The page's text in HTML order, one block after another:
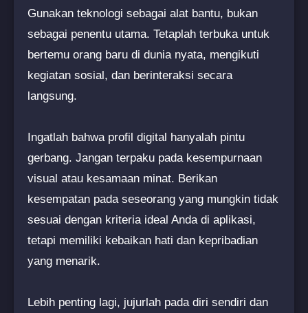
Gunakan teknologi sebagai alat bantu, bukan
sebagai penentu utama. Tetaplah terbuka untuk
bertemu orang baru di dunia nyata, mengikuti
kegiatan sosial, dan berinteraksi secara
langsung.
Ingatlah bahwa profil digital hanyalah pintu
gerbang. Jangan terpaku pada kesempurnaan
visual atau kesamaan minat. Berikan
kesempatan pada seseorang yang mungkin tidak
sesuai dengan kriteria ideal Anda di aplikasi,
tetapi memiliki kebaikan hati dan kepribadian
yang menarik.
Lebih penting lagi, jujurlah pada diri sendiri dan